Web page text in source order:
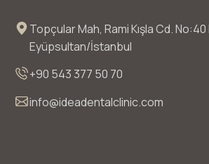
Topçular Mah, Rami Kışla Cd.
Eyüpsultan/İstanbul
+90 543 377 50 70
info@ideadentalclinic.com